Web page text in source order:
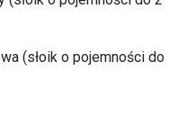
(słoik o pojemności do